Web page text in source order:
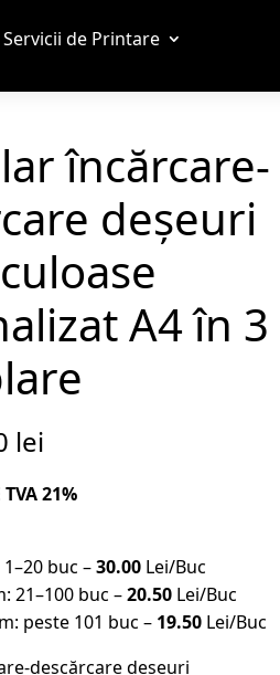
Servicii de Printare
încărcare-
deșeuri
A4 în 3
lei
21%
buc –30.00Lei/Buc
21–100 buc –20.50Lei/Buc
peste 101 buc – 19.50Lei/Buc
descărcare deșeuri